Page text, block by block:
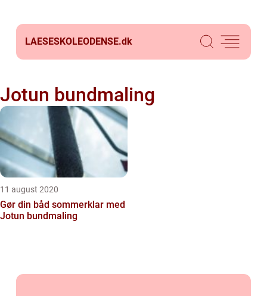
LAESESKOLEODENSE.dk
Jotun bundmaling
11 august 2020
Gør din båd sommerklar med
Jotun bundmaling